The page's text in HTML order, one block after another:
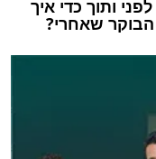
ותוך כדי איך
שאחרי?